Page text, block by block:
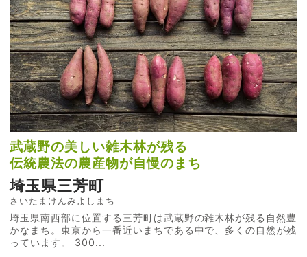
武蔵野の美しい雑木林が残る
伝統農法の農産物が自慢のまち
埼玉県三芳町
さいたまけんみよしまち
埼玉県南西部に位置する三芳町は武蔵野の雑木林が残る自然豊
かなまち。東京から一番近いまちである中で、多くの自然が残
っています。 300...